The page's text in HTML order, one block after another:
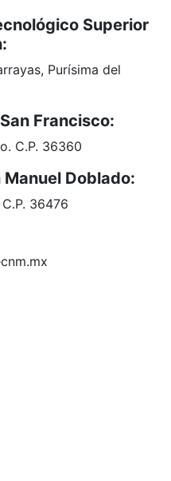
Superior
Purísima del
Francisco:
C.P. 36360
Doblado:
36476